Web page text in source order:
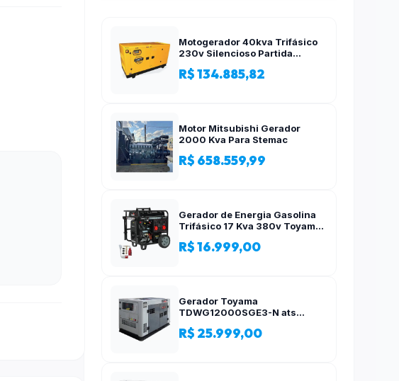
Motogerador 40kva Trifásico
230v Silencioso Partida
R$ 134.885,82
Motor Mitsubishi Gerador
2000 Kva Para Stemac
R$ 658.559,99
Gerador de Energia Gasolina
Trifásico 17 Kva 380v Toyama
R$ 16.999,00
Gerador Toyama
TDWG12000SGE3-N ats
R$ 25.999,00